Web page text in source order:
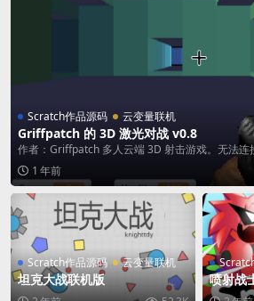
Scratch作品源码 云变量联机
Griffpatch 的 3D 激光对战 v0.8
作者：Griffpatch 多人云端 3D 射击游戏。无法连
1 年前
Scratch作品源码 云变量联机
坦克大战联机版 喷射战